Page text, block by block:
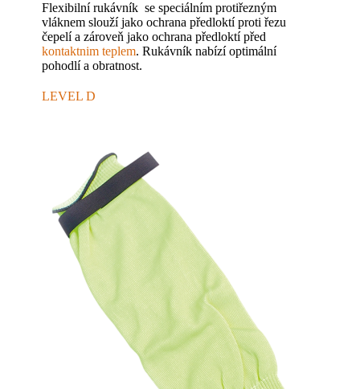
Flexibilní rukávník se speciálním protiřezným
vláknem slouží jako ochrana předloktí proti řezu
čepelí a zároveň jako ochrana předloktí před
kontaktnim teplem. Rukávník nabízí optimální
pohodlí a obratnost.
LEVEL D